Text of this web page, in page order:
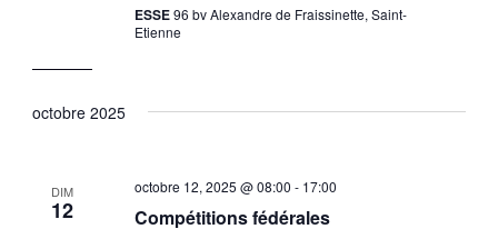
ESSE96 bv Alexandre de Fraissinette, Saint-
Etienne
octobre 2025
DIM
12 Compétitions fédérales
octobre 12, 2025 @ 08:00 - 17:00